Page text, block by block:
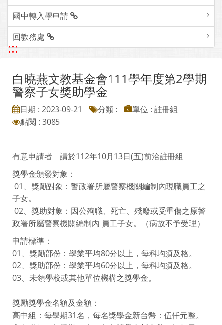
國中轉入學申請
回教務處
:::
白曉燕文教基金會111學年度第2學期
警察子女獎助學金
日期 : 2023-09-21 分類 :
單位 : 註冊組
點閱 : 3085
有意申請者，請於112年10月13日(五)前洽註冊組
獎學金頒發對象：
01、獎勵對象：警政署所屬警察機關編制內現職員工之
子女。
02、獎助對象：因公殉職、死亡、殘廢或受重傷之原警
政署所屬警察機關編制內 員工子女。（病故不予受理）
申請標準：
01、獎勵部份：學業平均80分以上，每科均須及格。
02、獎助部份：學業平均60分以上，每科均須及格。
03、未領學校或其他單位機構之獎學金。
獎勵獎學金名額及金額：
高中組：每學期31名，每名獎學金新台幣：伍仟元整。